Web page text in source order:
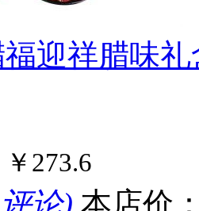
迎祥腊味礼
￥273.6
论) 本店价